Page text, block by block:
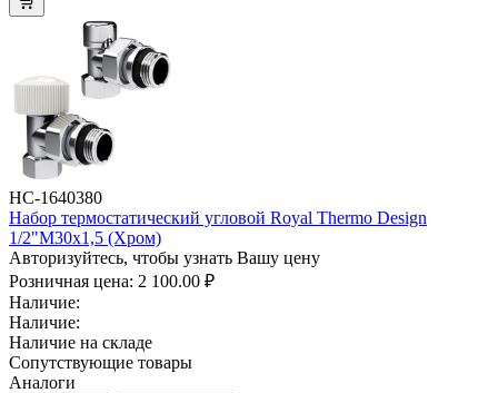
НС-1640380
Набор термостатический угловой Royal Thermo Design
1/2"М30х1,5 (Хром)
Авторизуйтесь, чтобы узнать Вашу цену
Розничная цена: 2 100.00 ₽
Наличие:
Наличие:
Наличие на складе
Сопутствующие товары
Аналоги